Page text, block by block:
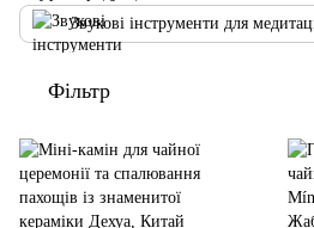
Звукові інструменти для
Фільтр